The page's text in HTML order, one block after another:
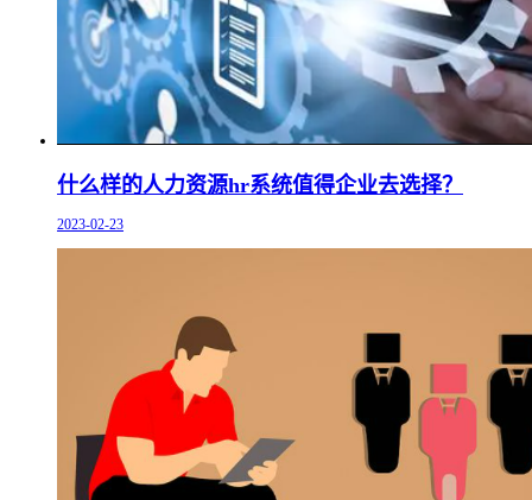
什么样的人力资源hr系统值得企业去选择？
2023-02-23